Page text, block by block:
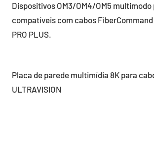
Dispositivos OM3/OM4/OM5 multimodo
compatíveis com cabos
PRO PLUS.
Placa de parede multimídia 8K para
ULTRAVISION